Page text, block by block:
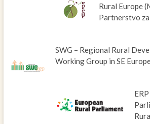
Rural Europe
Partnerstvo
SWG – Regional Rural
Working Group in SE